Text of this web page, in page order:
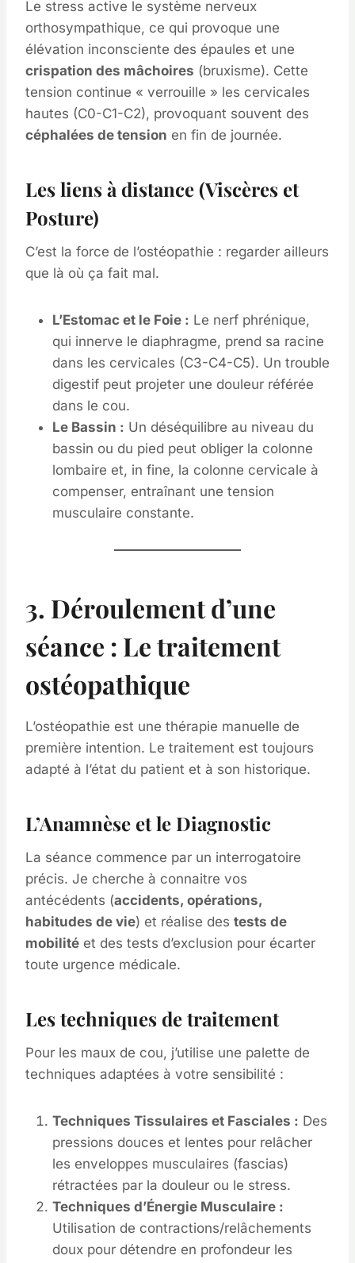
Le stress active le système nerveux
orthosympathique, ce qui provoque une
élévation inconsciente des épaules et une
crispation des mâchoires (bruxisme). Cette
tension continue « verrouille » les cervicales
hautes (C0-C1-C2), provoquant souvent des
céphalées de tension en fin de journée.
Les liens à distance (Viscères et
Posture)
C’est la force de l’ostéopathie : regarder ailleurs
que là où ça fait mal.
L’Estomac et le Foie : Le nerf phrénique,
qui innerve le diaphragme, prend sa racine
dans les cervicales (C3-C4-C5). Un trouble
digestif peut projeter une douleur référée
dans le cou.
Le Bassin : Un déséquilibre au niveau du
bassin ou du pied peut obliger la colonne
lombaire et, in fine, la colonne cervicale à
compenser, entraînant une tension
musculaire constante.
3. Déroulement d’une
séance : Le traitement
ostéopathique
L’ostéopathie est une thérapie manuelle de
première intention. Le traitement est toujours
adapté à l’état du patient et à son historique.
L’Anamnèse et le Diagnostic
La séance commence par un interrogatoire
précis. Je cherche à connaitre vos
antécédents (accidents, opérations,
habitudes de vie) et réalise des tests de
mobilité et des tests d’exclusion pour écarter
toute urgence médicale.
Les techniques de traitement
Pour les maux de cou, j’utilise une palette de
techniques adaptées à votre sensibilité :
Techniques Tissulaires et Fasciales : Des
pressions douces et lentes pour relâcher
les enveloppes musculaires (fascias)
rétractées par la douleur ou le stress.
Techniques d’Énergie Musculaire :
Utilisation de contractions/relâchements
doux pour détendre en profondeur les